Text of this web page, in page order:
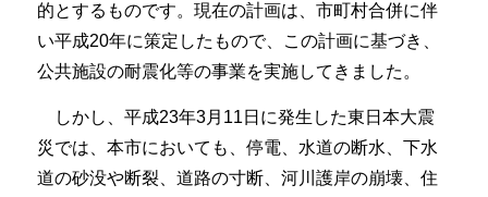
的とするものです。現在の計画は、市町村合併に伴
い平成20年に策定したもので、この計画に基づき、
公共施設の耐震化等の事業を実施してきました。
しかし、平成23年3月11日に発生した東日本大震
災では、本市においても、停電、水道の断水、下水
道の砂没や断裂、道路の寸断、河川護岸の崩壊、住